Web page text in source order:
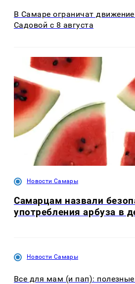
В Самаре ограничат
Садовой с 8 августа
Новости Самары
Самарцам назвали
употребления арбуза в
Новости Самары
Все для мам (и пап):